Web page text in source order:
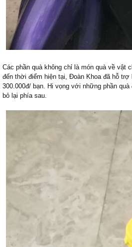
Các phần quà không chỉ là món quà về vật
đến thời điểm hiện tại, Đoàn Khoa đã hỗ
300.000đ/ bạn. Hi vọng với những phần
bỏ lại phía sau.